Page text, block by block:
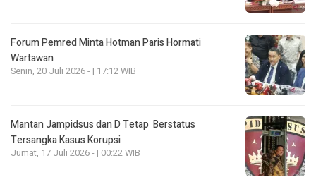
Forum Pemred Minta Hotman Paris Hormati
Wartawan
Senin, 20 Juli 2026 - | 17:12 WIB
Mantan Jampidsus dan D Tetap Berstatus
Tersangka Kasus Korupsi
Jumat, 17 Juli 2026 - | 00:22 WIB